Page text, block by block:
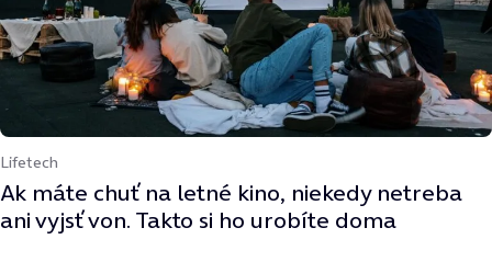
Lifetech
Ak máte chuť na letné kino, niekedy netreba
ani vyjsť von. Takto si ho urobíte doma